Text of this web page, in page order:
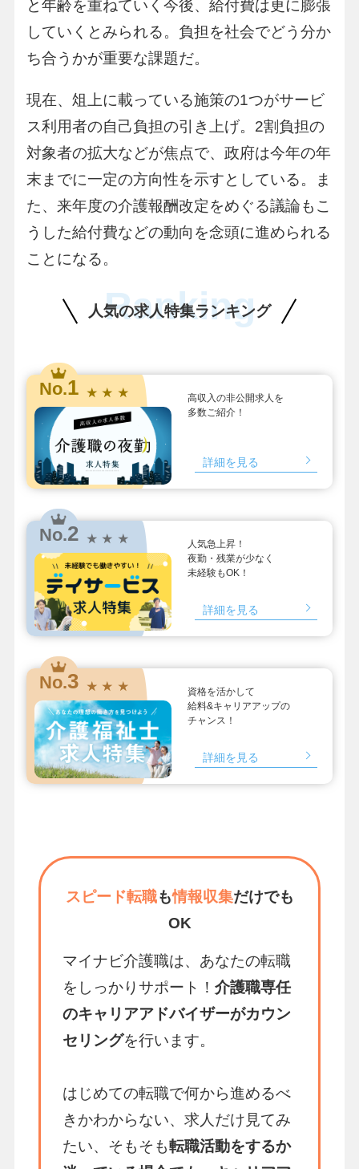
と年齢を重ねていく今後、給付費は更に膨張
していくとみられる。負担を社会でどう分か
ち合うかが重要な課題だ。
現在、俎上に載っている施策の1つがサービ
ス利用者の自己負担の引き上げ。2割負担の
対象者の拡大などが焦点で、政府は今年の年
末までに一定の方向性を示すとしている。ま
た、来年度の介護報酬改定をめぐる議論もこ
うした給付費などの動向を念頭に進められる
ことになる。
人気の求人特集ランキング
Ranking
No.1 ★ ★ ★
高収入の非公開求人を
多数ご紹介！
詳細を見る
No.2 ★ ★ ★
人気急上昇！
夜勤・残業が少なく
未経験もOK！
詳細を見る
No.3 ★ ★ ★
資格を活かして
給料&キャリアアップの
チャンス！
詳細を見る
スピード転職も情報収集だけでも
OK
マイナビ介護職は、あなたの転職
をしっかりサポート！ 介護職専任
のキャリアアドバイザーがカウン
セリングを行います。
はじめての転職で何から進めるべ
きかわからない、求人だけ見てみ
たい、そもそも転職活動をするか